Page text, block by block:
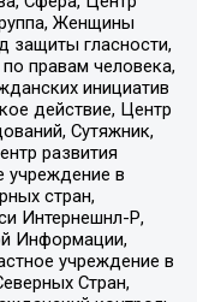
Женщины
защиты гласности,
правам человека,
инициатив
действие, Центр
Сутяжник,
развития
учреждение в
стран,
Интернешнл-Р,
Информации,
учреждение в
Стран,